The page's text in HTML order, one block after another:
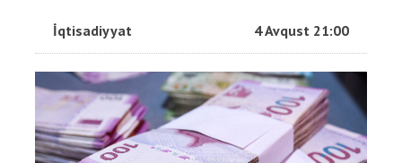
İqtisadiyyat 4 Avqust 21:00